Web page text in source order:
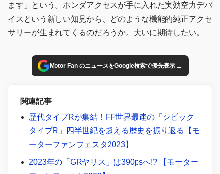
ます」という。ホンダアクセスが手に入れた実効空力デバ
イスという新しい知見から、どのような機能的純正アクセ
サリーが生まれてくるのだろうか。大いに期待したい。
Motor Fan のニュースをGoogle検索で優先表示→
関連記事
歴代タイプRが集結！FF世界最速の「シビック
タイプR」四半世紀を超える歴史を振り返る【モ
ーターファンフェスタ2023】
2023年の「GRヤリス」は390psへ!? 【モーター